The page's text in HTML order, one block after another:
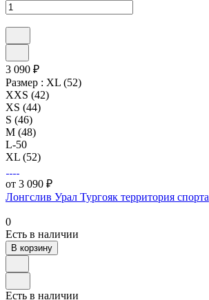
3 090 ₽
Размер : XL (52)
XXS (42)
XS (44)
S (46)
M (48)
L-50
XL (52)
от 3 090 ₽
Лонгслив Урал Тургояк территория спорта
0
Есть в наличии
В корзину
Есть в наличии